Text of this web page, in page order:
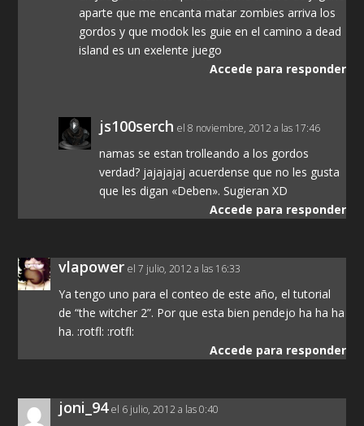
aparte que me encanta matar zombies arriva los
gordos y que modok les guie en el camino a dead
island es un exelente juego
Accede para responder
js100serch el 8 noviembre, 2012 a las 17:46
namas se estan trolleando a los gordos
verdad? jajajajaj acuerdense que no les gusta
que les digan «Deben». Sugieran XD
Accede para responder
vlapower el 7 julio, 2012 a las 16:33
Ya tengo uno para el conteo de este año, el tutorial
de “the witcher 2”. Por que esta bien pendejo ha ha ha
ha. :rotfl: :rotfl:
Accede para responder
joni_94 el 6 julio, 2012 a las 0:40